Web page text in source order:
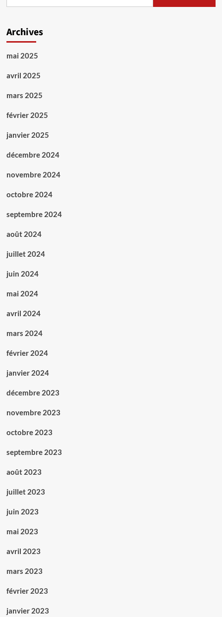
Archives
mai 2025
avril 2025
mars 2025
février 2025
janvier 2025
décembre 2024
novembre 2024
octobre 2024
septembre 2024
août 2024
juillet 2024
juin 2024
mai 2024
avril 2024
mars 2024
février 2024
janvier 2024
décembre 2023
novembre 2023
octobre 2023
septembre 2023
août 2023
juillet 2023
juin 2023
mai 2023
avril 2023
mars 2023
février 2023
janvier 2023